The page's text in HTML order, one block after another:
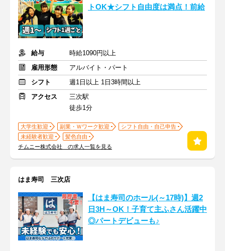
トOK★シフト自由度は満点！前給
給与
時給1090円以上
雇用形態
アルバイト・パート
シフト
週1日以上 1日3時間以上
アクセス
三次駅
徒歩1分
大学生歓迎 副業・Ｗワーク歓迎
シフト自由・自己申告
未経験者歓迎
髪色自由
チムニー株式会社 の求人一覧を見る
はま寿司 三次店
【はま寿司のホール(～17時)】週2
日3H～OK！子育て主ふさん活躍中
◎パートデビューも♪